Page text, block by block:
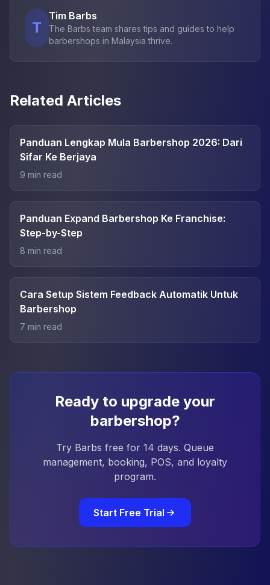
T
Tim Barbs
The Barbs team shares tips and guides to help
barbershops in Malaysia thrive.
Related Articles
Panduan Lengkap Mula Barbershop 2026: Dari
Sifar Ke Berjaya
9 min read
Panduan Expand Barbershop Ke Franchise:
Step-by-Step
8 min read
Cara Setup Sistem Feedback Automatik Untuk
Barbershop
7 min read
Ready to upgrade your
barbershop?
Try Barbs free for 14 days. Queue
management, booking, POS, and loyalty
program.
Start Free Trial